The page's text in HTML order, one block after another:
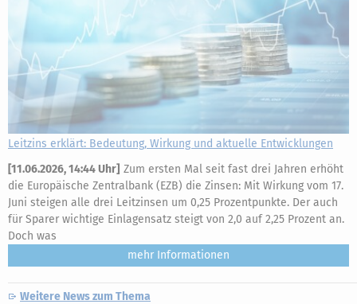
Leitzins erklärt: Bedeutung, Wirkung und aktuelle Entwicklungen
[11.06.2026, 14:44 Uhr] Zum ersten Mal seit fast drei Jahren erhöht
die Europäische Zentralbank (EZB) die Zinsen: Mit Wirkung vom 17.
Juni steigen alle drei Leitzinsen um 0,25 Prozentpunkte. Der auch
für Sparer wichtige Einlagensatz steigt von 2,0 auf 2,25 Prozent an.
Doch was
mehr
Weitere News zum Thema